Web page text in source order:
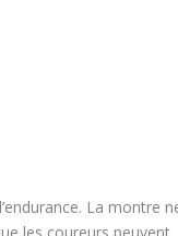
La montre